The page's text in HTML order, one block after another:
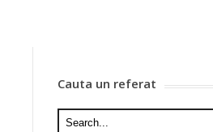
Cauta un referat